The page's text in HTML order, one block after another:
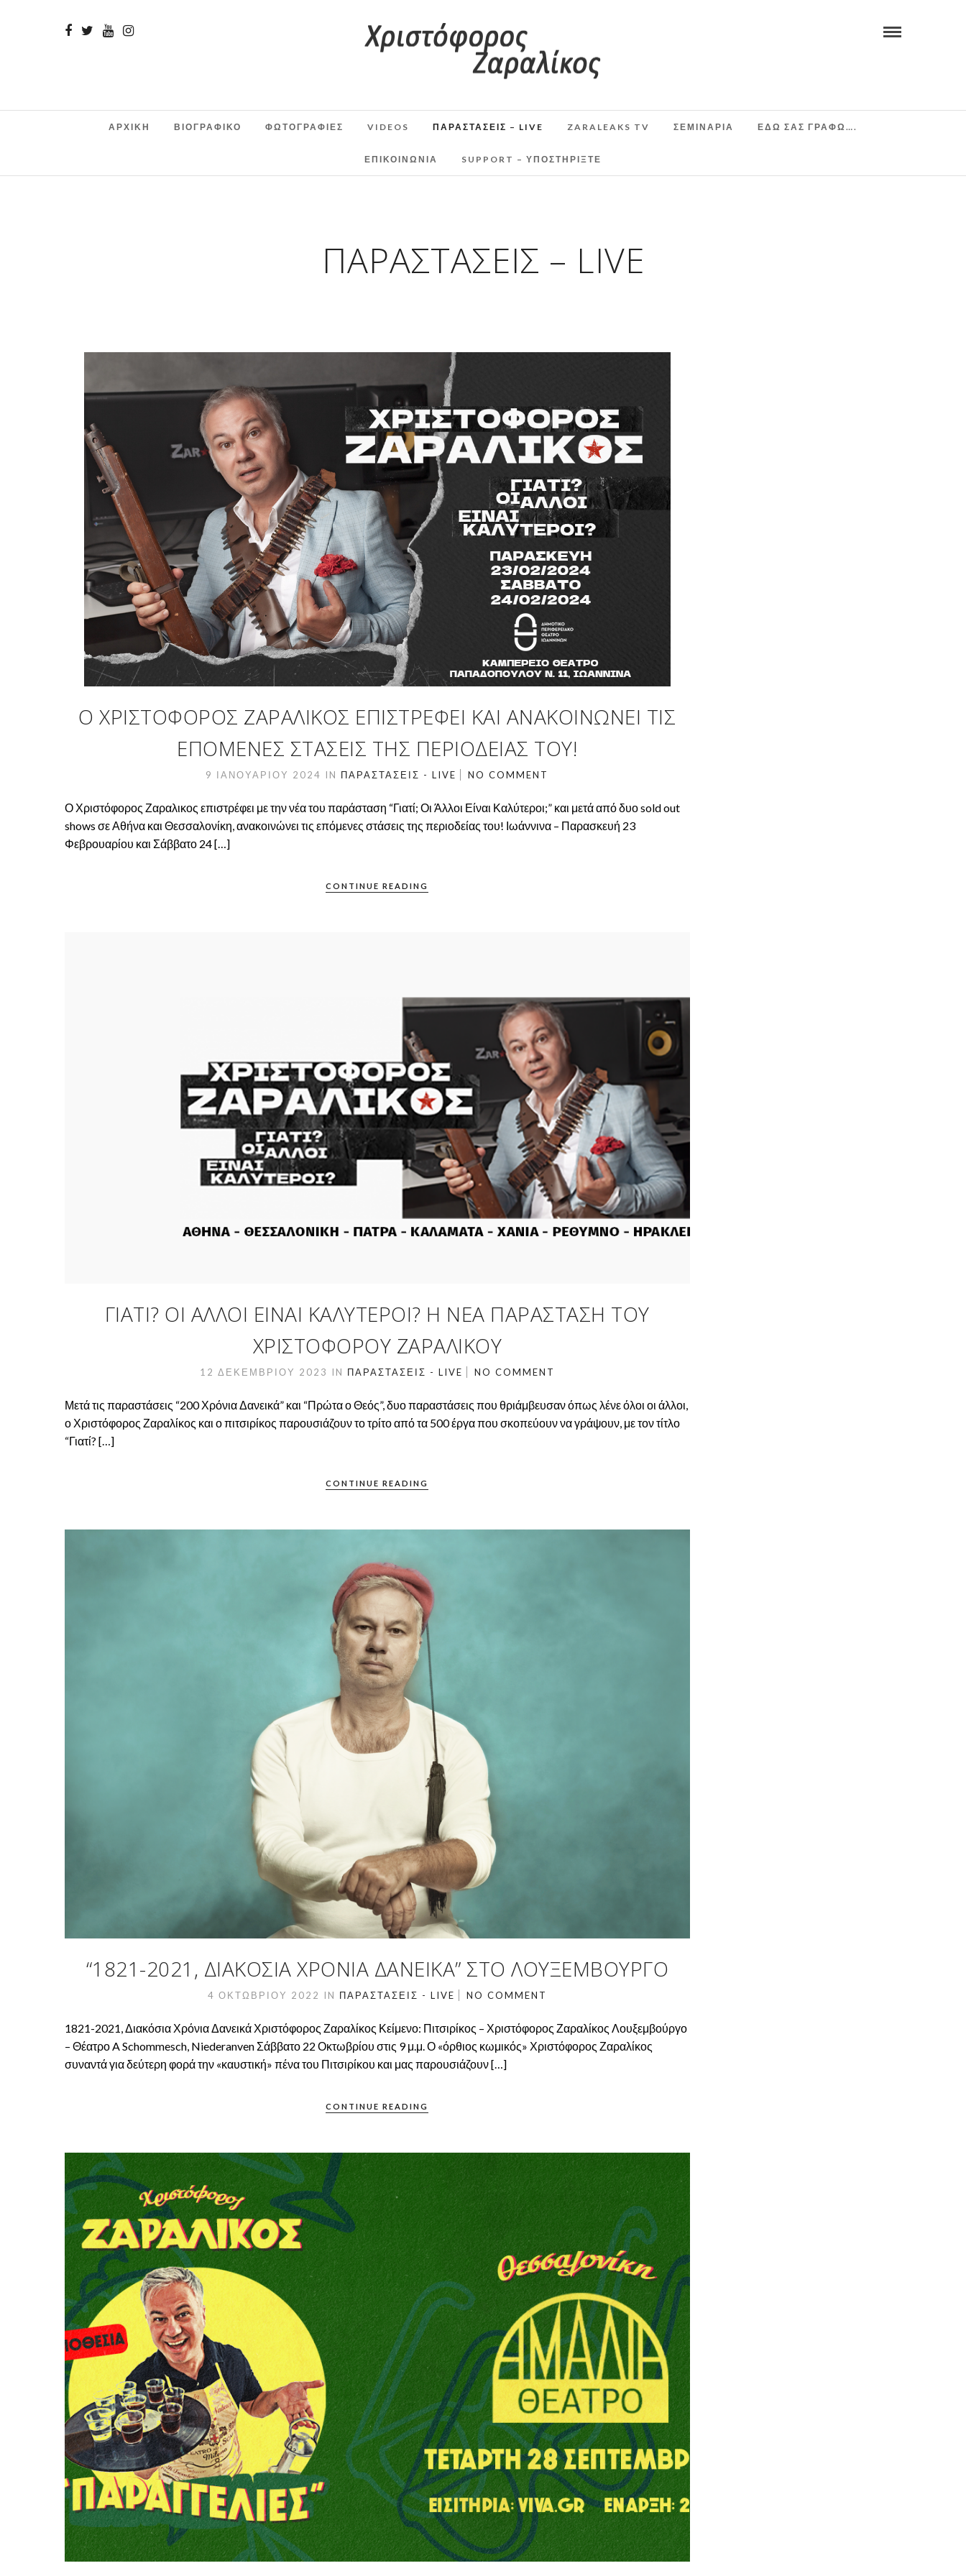
ΑΡΧΙΚΗ ΒΙΟΓΡΑΦΙΚΟ ΦΩΤΟΓΡΑΦΙΕΣ VIDEOS ΠΑΡΑΣΤΆΣΕΙΣ – LIVE ZARALEAKS TV ΣΕΜΙΝΆΡΙΑ ΕΔΩ ΣΑΣ ΓΡΑΦΩ….
ΕΠΙΚΟΙΝΩΝΙΑ SUPPORT – ΥΠΟΣΤΗΡΊΞΤΕ
ΠΑΡΑΣΤΆΣΕΙΣ – LIVE
Ο ΧΡΙΣΤΌΦΟΡΟΣ ΖΑΡΑΛΙΚΟΣ ΕΠΙΣΤΡΈΦΕΙ ΚΑΙ ΑΝΑΚΟΙΝΏΝΕΙ ΤΙΣ
ΕΠΌΜΕΝΕΣ ΣΤΆΣΕΙΣ ΤΗΣ ΠΕΡΙΟΔΕΊΑΣ ΤΟΥ!
9 ΙΑΝΟΥΑΡΊΟΥ 2024 IN ΠΑΡΑΣΤΆΣΕΙΣ - LIVE NO COMMENT
Ο Χριστόφορος Ζαραλικος επιστρέφει με την νέα του παράσταση “Γιατί; Οι Άλλοι Είναι Καλύτεροι;” και μετά από δυο sold out
shows σε Αθήνα και Θεσσαλονίκη, ανακοινώνει τις επόμενες στάσεις της περιοδείας του! Ιωάννινα – Παρασκευή 23
Φεβρουαρίου και Σάββατο 24 […]
CONTINUE READING
ΓΙΑΤΊ? ΟΙ ΆΛΛΟΙ ΕΊΝΑΙ ΚΑΛΎΤΕΡΟΙ? Η ΝΈΑ ΠΑΡΆΣΤΑΣΗ ΤΟΥ
ΧΡΙΣΤΌΦΟΡΟΥ ΖΑΡΑΛΊΚΟΥ
12 ΔΕΚΕΜΒΡΊΟΥ 2023 IN ΠΑΡΑΣΤΆΣΕΙΣ - LIVE NO COMMENT
Μετά τις παραστάσεις “200 Χρόνια Δανεικά” και “Πρώτα ο Θεός”, δυο παραστάσεις που θριάμβευσαν όπως λένε όλοι οι άλλοι,
ο Χριστόφορος Ζαραλίκος και ο πιτσιρίκος παρουσιάζουν το τρίτο από τα 500 έργα που σκοπεύουν να γράψουν, με τον τίτλο
“Γιατί? […]
CONTINUE READING
“1821-2021, ΔΙΑΚΌΣΙΑ ΧΡΌΝΙΑ ΔΑΝΕΙΚΆ” ΣΤΟ ΛΟΥΞΕΜΒΟΎΡΓΟ
4 ΟΚΤΩΒΡΊΟΥ 2022 IN ΠΑΡΑΣΤΆΣΕΙΣ - LIVE NO COMMENT
1821-2021, Διακόσια Χρόνια Δανεικά Χριστόφορος Ζαραλίκος Κείμενο: Πιτσιρίκος – Χριστόφορος Ζαραλίκος Λουξεμβούργο
– Θέατρο A Schommesch, Niederanven Σάββατο 22 Οκτωβρίου στις 9 μ.μ. Ο «όρθιος κωμικός» Χριστόφορος Ζαραλίκος
συναντά για δεύτερη φορά την «καυστική» πένα του Πιτσιρίκου και μας παρουσιάζουν […]
CONTINUE READING